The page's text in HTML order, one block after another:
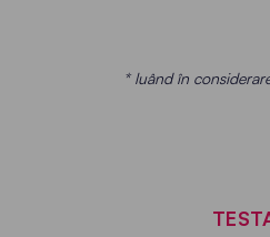
* luând în